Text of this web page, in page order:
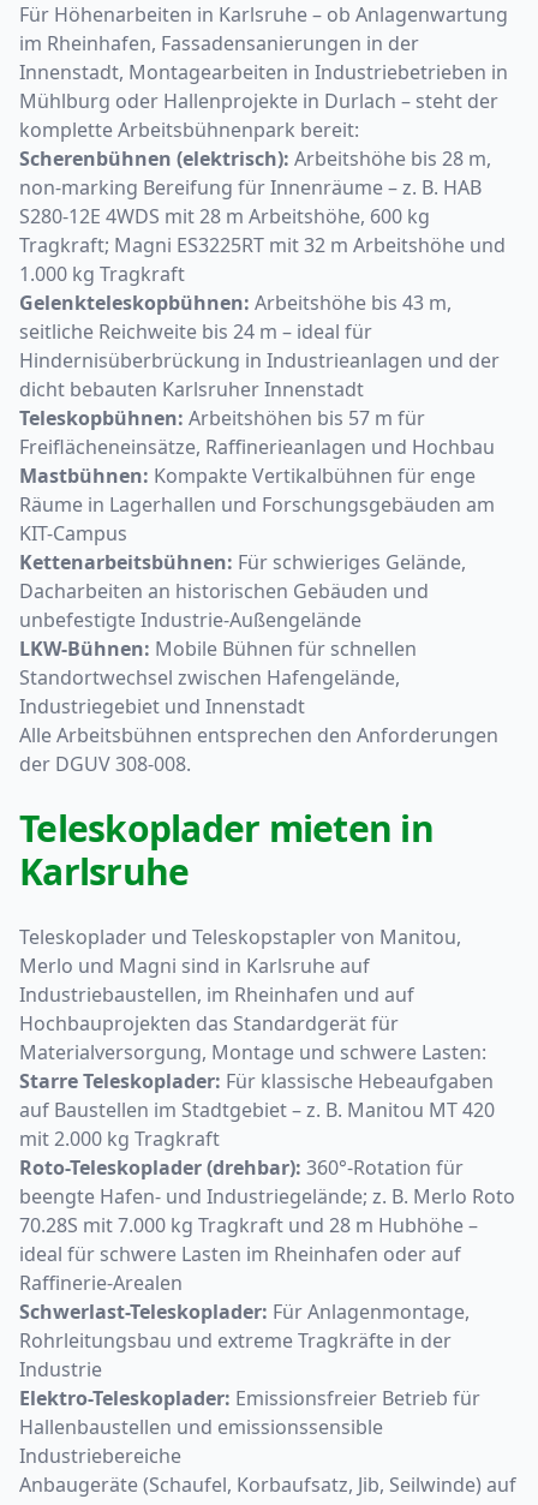
Für Höhenarbeiten in Karlsruhe – ob Anlagenwartung
im Rheinhafen, Fassadensanierungen in der
Innenstadt, Montagearbeiten in Industriebetrieben in
Mühlburg oder Hallenprojekte in Durlach – steht der
komplette Arbeitsbühnenpark bereit:
Scherenbühnen (elektrisch): Arbeitshöhe bis 28 m,
non-marking Bereifung für Innenräume – z. B. HAB
S280-12E 4WDS mit 28 m Arbeitshöhe, 600 kg
Tragkraft; Magni ES3225RT mit 32 m Arbeitshöhe und
1.000 kg Tragkraft
Gelenkteleskopbühnen: Arbeitshöhe bis 43 m,
seitliche Reichweite bis 24 m – ideal für
Hindernisüberbrückung in Industrieanlagen und der
dicht bebauten Karlsruher Innenstadt
Teleskopbühnen: Arbeitshöhen bis 57 m für
Freiflächeneinsätze, Raffinerieanlagen und Hochbau
Mastbühnen: Kompakte Vertikalbühnen für enge
Räume in Lagerhallen und Forschungsgebäuden am
KIT-Campus
Kettenarbeitsbühnen: Für schwieriges Gelände,
Dacharbeiten an historischen Gebäuden und
unbefestigte Industrie-Außengelände
LKW-Bühnen: Mobile Bühnen für schnellen
Standortwechsel zwischen Hafengelände,
Industriegebiet und Innenstadt
Alle Arbeitsbühnen entsprechen den Anforderungen
der DGUV 308-008.
Teleskoplader mieten in
Karlsruhe
Teleskoplader und Teleskopstapler von Manitou,
Merlo und Magni sind in Karlsruhe auf
Industriebaustellen, im Rheinhafen und auf
Hochbauprojekten das Standardgerät für
Materialversorgung, Montage und schwere Lasten:
Starre Teleskoplader: Für klassische Hebeaufgaben
auf Baustellen im Stadtgebiet – z. B. Manitou MT 420
mit 2.000 kg Tragkraft
Roto-Teleskoplader (drehbar): 360°-Rotation für
beengte Hafen- und Industriegelände; z. B. Merlo Roto
70.28S mit 7.000 kg Tragkraft und 28 m Hubhöhe –
ideal für schwere Lasten im Rheinhafen oder auf
Raffinerie-Arealen
Schwerlast-Teleskoplader: Für Anlagenmontage,
Rohrleitungsbau und extreme Tragkräfte in der
Industrie
Elektro-Teleskoplader: Emissionsfreier Betrieb für
Hallenbaustellen und emissionssensible
Industriebereiche
Anbaugeräte (Schaufel, Korbaufsatz, Jib, Seilwinde) auf